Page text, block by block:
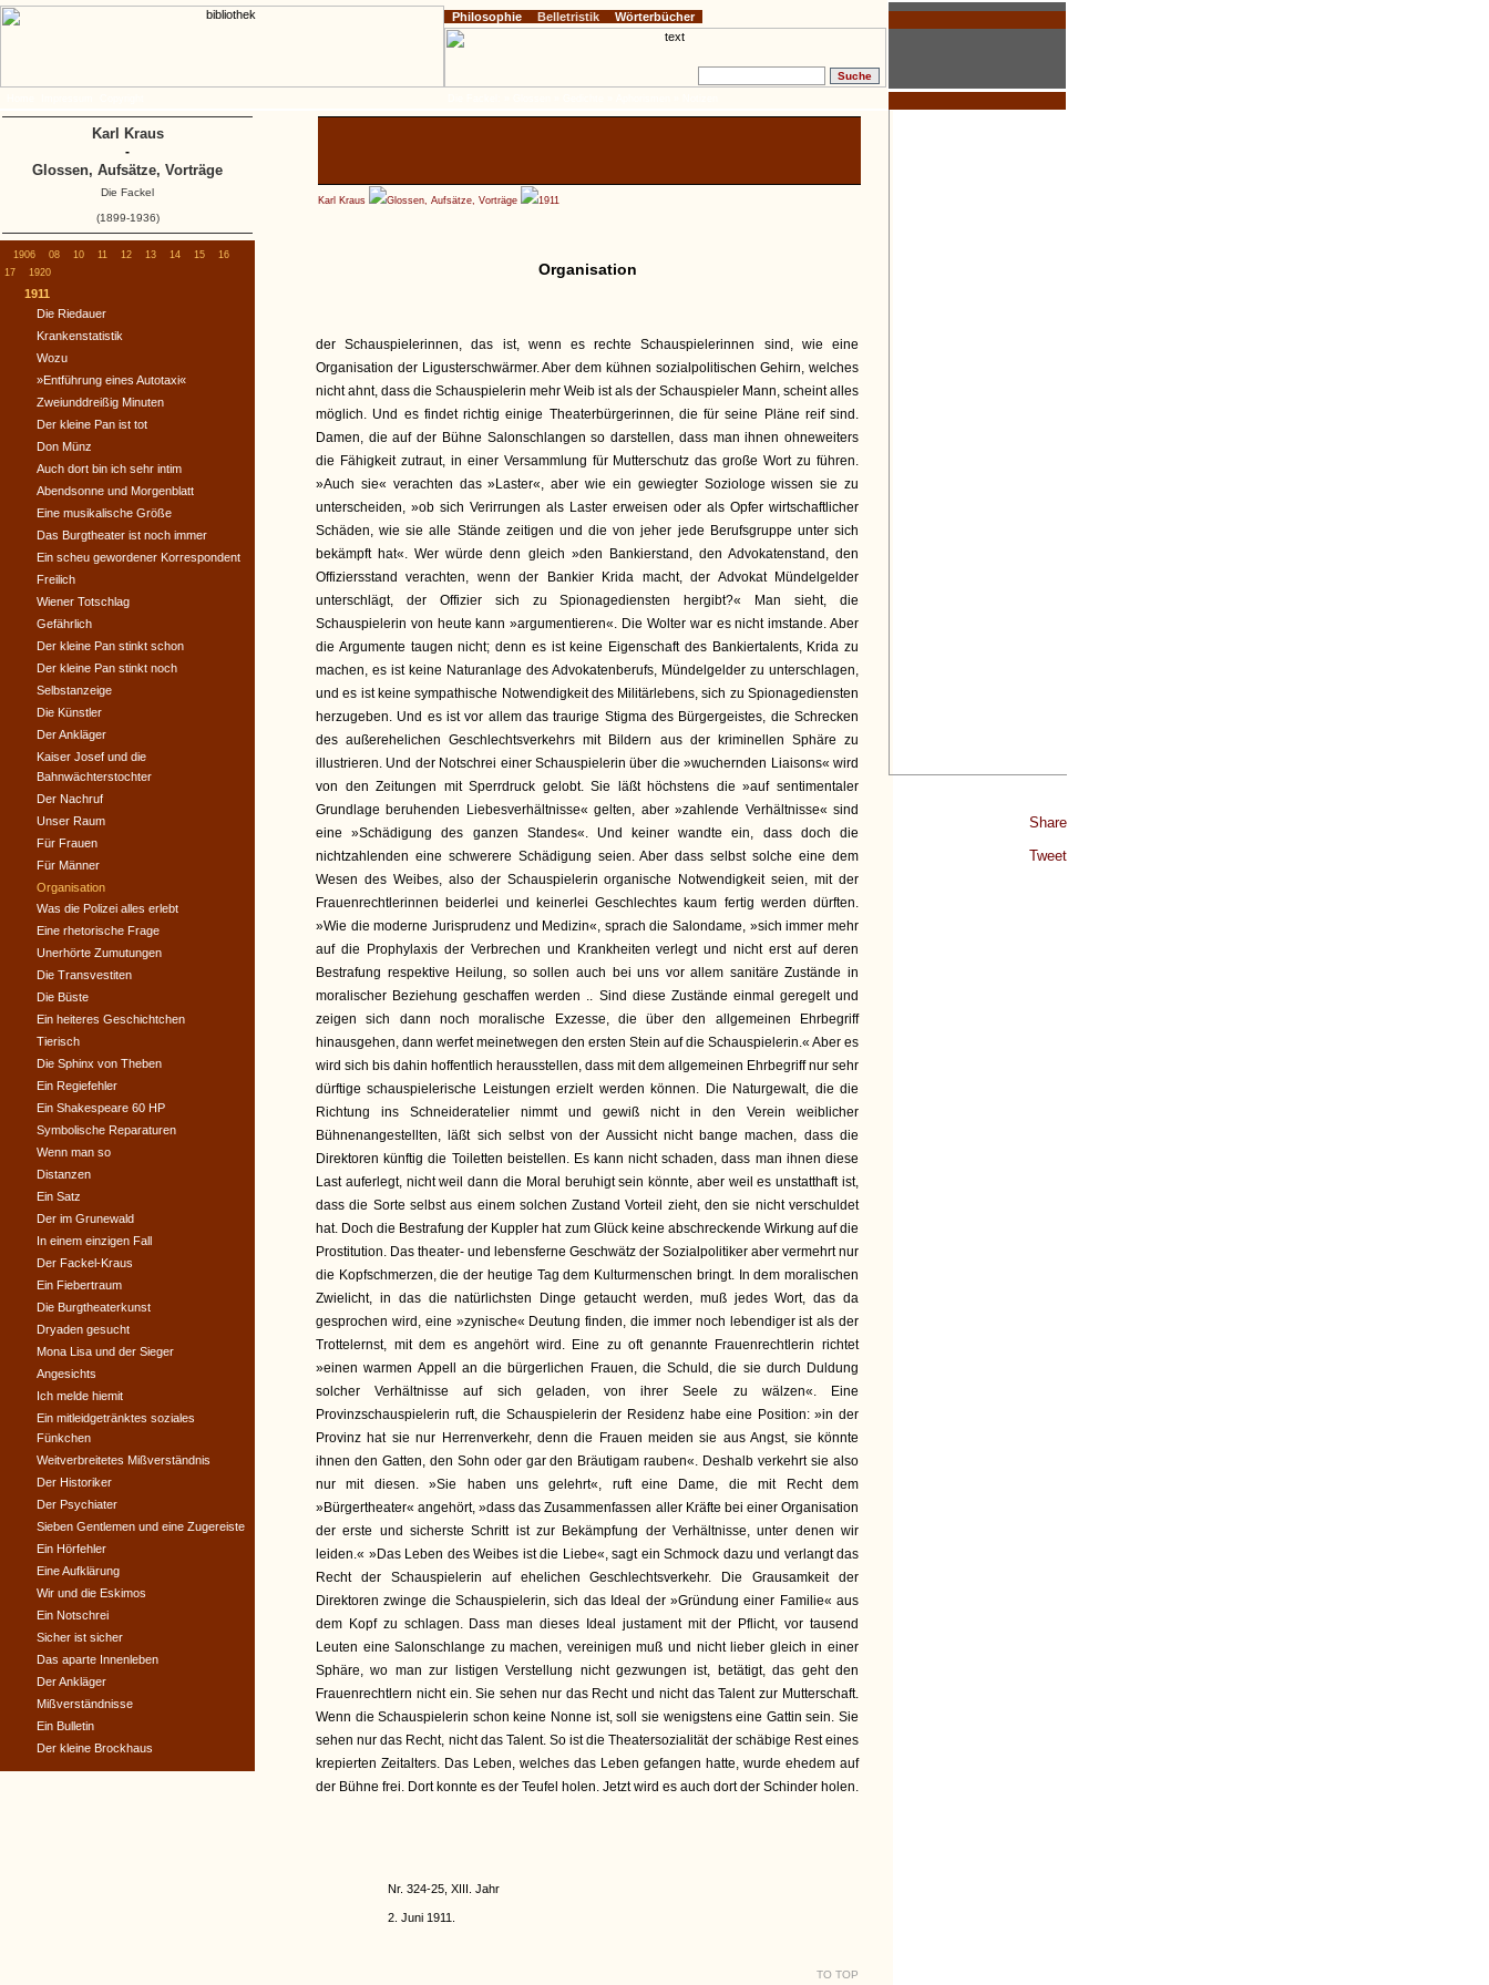
Share
Tweet
Karl Kraus Glossen, Aufsätze, Vorträge 1911
Organisation
der Schauspielerinnen, das ist, wenn es rechte Schauspielerinnen sind, wie eine
Organisation der Ligusterschwärmer. Aber dem kühnen sozialpolitischen Gehirn, welches
nicht ahnt, dass die Schauspielerin mehr Weib ist als der Schauspieler Mann, scheint alles
möglich. Und es findet richtig einige Theaterbürgerinnen, die für seine Pläne reif sind.
Damen, die auf der Bühne Salonschlangen so darstellen, dass man ihnen ohneweiters
die Fähigkeit zutraut, in einer Versammlung für Mutterschutz das große Wort zu führen.
»Auch sie« verachten das »Laster«, aber wie ein gewiegter Soziologe wissen sie zu
unterscheiden, »ob sich Verirrungen als Laster erweisen oder als Opfer wirtschaftlicher
Schäden, wie sie alle Stände zeitigen und die von jeher jede Berufsgruppe unter sich
bekämpft hat«. Wer würde denn gleich »den Bankierstand, den Advokatenstand, den
Offiziersstand verachten, wenn der Bankier Krida macht, der Advokat Mündelgelder
unterschlägt, der Offizier sich zu Spionagediensten hergibt?« Man sieht, die
Schauspielerin von heute kann »argumentieren«. Die Wolter war es nicht imstande. Aber
die Argumente taugen nicht; denn es ist keine Eigenschaft des Bankiertalents, Krida zu
machen, es ist keine Naturanlage des Advokatenberufs, Mündelgelder zu unterschlagen,
und es ist keine sympathische Notwendigkeit des Militärlebens, sich zu Spionagediensten
herzugeben. Und es ist vor allem das traurige Stigma des Bürgergeistes, die Schrecken
des außerehelichen Geschlechtsverkehrs mit Bildern aus der kriminellen Sphäre zu
illustrieren. Und der Notschrei einer Schauspielerin über die »wuchernden Liaisons« wird
von den Zeitungen mit Sperrdruck gelobt. Sie läßt höchstens die »auf sentimentaler
Grundlage beruhenden Liebesverhältnisse« gelten, aber »zahlende Verhältnisse« sind
eine »Schädigung des ganzen Standes«. Und keiner wandte ein, dass doch die
nichtzahlenden eine schwerere Schädigung seien. Aber dass selbst solche eine dem
Wesen des Weibes, also der Schauspielerin organische Notwendigkeit seien, mit der
Frauenrechtlerinnen beiderlei und keinerlei Geschlechtes kaum fertig werden dürften.
»Wie die moderne Jurisprudenz und Medizin«, sprach die Salondame, »sich immer mehr
auf die Prophylaxis der Verbrechen und Krankheiten verlegt und nicht erst auf deren
Bestrafung respektive Heilung, so sollen auch bei uns vor allem sanitäre Zustände in
moralischer Beziehung geschaffen werden .. Sind diese Zustände einmal geregelt und
zeigen sich dann noch moralische Exzesse, die über den allgemeinen Ehrbegriff
hinausgehen, dann werfet meinetwegen den ersten Stein auf die Schauspielerin.« Aber es
wird sich bis dahin hoffentlich herausstellen, dass mit dem allgemeinen Ehrbegriff nur sehr
dürftige schauspielerische Leistungen erzielt werden können. Die Naturgewalt, die die
Richtung ins Schneideratelier nimmt und gewiß nicht in den Verein weiblicher
Bühnenangestellten, läßt sich selbst von der Aussicht nicht bange machen, dass die
Direktoren künftig die Toiletten beistellen. Es kann nicht schaden, dass man ihnen diese
Last auferlegt, nicht weil dann die Moral beruhigt sein könnte, aber weil es unstatthaft ist,
dass die Sorte selbst aus einem solchen Zustand Vorteil zieht, den sie nicht verschuldet
hat. Doch die Bestrafung der Kuppler hat zum Glück keine abschreckende Wirkung auf die
Prostitution. Das theater- und lebensferne Geschwätz der Sozialpolitiker aber vermehrt nur
die Kopfschmerzen, die der heutige Tag dem Kulturmenschen bringt. In dem moralischen
Zwielicht, in das die natürlichsten Dinge getaucht werden, muß jedes Wort, das da
gesprochen wird, eine »zynische« Deutung finden, die immer noch lebendiger ist als der
Trottelernst, mit dem es angehört wird. Eine zu oft genannte Frauenrechtlerin richtet
»einen warmen Appell an die bürgerlichen Frauen, die Schuld, die sie durch Duldung
solcher Verhältnisse auf sich geladen, von ihrer Seele zu wälzen«. Eine
Provinzschauspielerin ruft, die Schauspielerin der Residenz habe eine Position: »in der
Provinz hat sie nur Herrenverkehr, denn die Frauen meiden sie aus Angst, sie könnte
ihnen den Gatten, den Sohn oder gar den Bräutigam rauben«. Deshalb verkehrt sie also
nur mit diesen. »Sie haben uns gelehrt«, ruft eine Dame, die mit Recht dem
»Bürgertheater« angehört, »dass das Zusammenfassen aller Kräfte bei einer Organisation
der erste und sicherste Schritt ist zur Bekämpfung der Verhältnisse, unter denen wir
leiden.« »Das Leben des Weibes ist die Liebe«, sagt ein Schmock dazu und verlangt das
Recht der Schauspielerin auf ehelichen Geschlechtsverkehr. Die Grausamkeit der
Direktoren zwinge die Schauspielerin, sich das Ideal der »Gründung einer Familie« aus
dem Kopf zu schlagen. Dass man dieses Ideal justament mit der Pflicht, vor tausend
Leuten eine Salonschlange zu machen, vereinigen muß und nicht lieber gleich in einer
Sphäre, wo man zur listigen Verstellung nicht gezwungen ist, betätigt, das geht den
Frauenrechtlern nicht ein. Sie sehen nur das Recht und nicht das Talent zur Mutterschaft.
Wenn die Schauspielerin schon keine Nonne ist, soll sie wenigstens eine Gattin sein. Sie
sehen nur das Recht, nicht das Talent. So ist die Theatersozialität der schäbige Rest eines
krepierten Zeitalters. Das Leben, welches das Leben gefangen hatte, wurde ehedem auf
der Bühne frei. Dort konnte es der Teufel holen. Jetzt wird es auch dort der Schinder holen.
Nr. 324-25, XIII. Jahr
2. Juni 1911.
TO TOP
1906 08 10 11 12 13 14 15
16
17
1920
1911
Die Riedauer
Krankenstatistik
Wozu
»Entführung eines Autotaxi«
Zweiunddreißig Minuten
Der kleine Pan ist tot
Don Münz
Auch dort bin ich sehr intim
Abendsonne und Morgenblatt
Eine musikalische Größe
Das Burgtheater ist noch immer
Ein scheu gewordener Korrespondent
Freilich
Wiener Totschlag
Gefährlich
Der kleine Pan stinkt schon
Der kleine Pan stinkt noch
Selbstanzeige
Die Künstler
Der Ankläger
Kaiser Josef und die
Bahnwächterstochter
Der Nachruf
Unser Raum
Für Frauen
Für Männer
Organisation
Was die Polizei alles erlebt
Eine rhetorische Frage
Unerhörte Zumutungen
Die Transvestiten
Die Büste
Ein heiteres Geschichtchen
Tierisch
Die Sphinx von Theben
Ein Regiefehler
Ein Shakespeare 60 HP
Symbolische Reparaturen
Wenn man so
Distanzen
Ein Satz
Der im Grunewald
In einem einzigen Fall
Der Fackel-Kraus
Ein Fiebertraum
Die Burgtheaterkunst
Dryaden gesucht
Mona Lisa und der Sieger
Angesichts
Ich melde hiemit
Ein mitleidgetränktes soziales
Fünkchen
Weitverbreitetes Mißverständnis
Der Historiker
Der Psychiater
Sieben Gentlemen und eine Zugereiste
Ein Hörfehler
Eine Aufklärung
Wir und die Eskimos
Ein Notschrei
Sicher ist sicher
Das aparte Innenleben
Der Ankläger
Mißverständnisse
Ein Bulletin
Der kleine Brockhaus
Philosophie Belletristik Wörterbücher
Karl Kraus
-
Glossen, Aufsätze, Vorträge
Die Fackel
(1899-1936)